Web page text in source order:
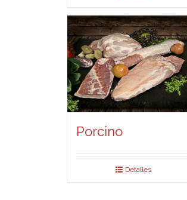
Porcino
Detalles